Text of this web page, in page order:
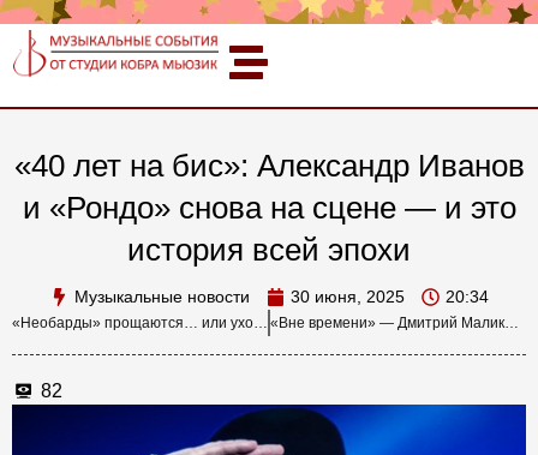
«40 лет на бис»: Александр Иванов
и «Рондо» снова на сцене — и это
история всей эпохи
Музыкальные новости 30 июня, 2025 20:34
«Необарды» прощаются… или уходят в творческий отпуск? Юбилейное «прощай» состоится в июле «Вне времени» — Дмитрий Маликов против ИИ: когда душа важнее алгоритма
82